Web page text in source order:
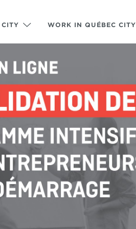
WORK IN QUÉBEC CITY